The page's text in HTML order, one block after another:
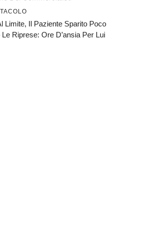
Limite, Il Paziente Sparito Poco
Le Riprese: Ore D’ansia Per Lui